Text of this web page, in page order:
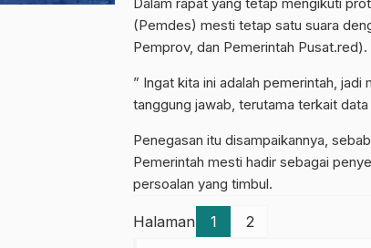
(Pemdes) mesti tetap satu suara
Pemprov, dan Pemerintah Pusat.red).
” Ingat kita ini adalah pemerintah,
tanggung jawab, terutama terkait
Penegasan itu disampaikannya,
Pemerintah mesti hadir sebagai
persoalan yang timbul.
Halaman 1 2